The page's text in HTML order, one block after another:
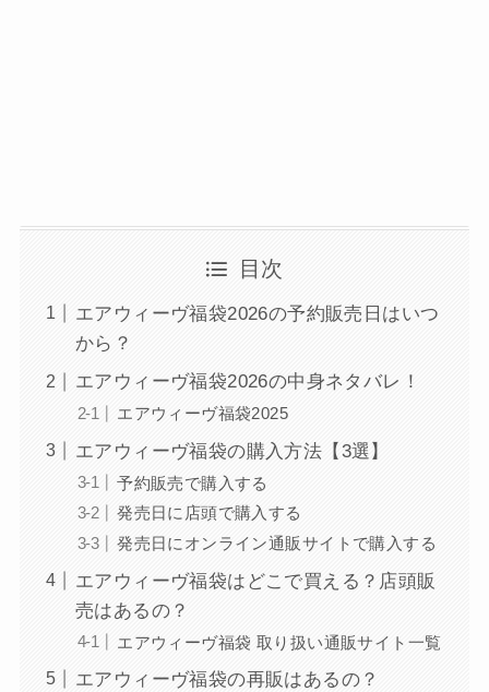
目次
エアウィーヴ福袋2026の予約販売日はいつ
から？
エアウィーヴ福袋2026の中身ネタバレ！
エアウィーヴ福袋2025
エアウィーヴ福袋の購入方法【3選】
予約販売で購入する
発売日に店頭で購入する
発売日にオンライン通販サイトで購入する
エアウィーヴ福袋はどこで買える？店頭販
売はあるの？
エアウィーヴ福袋 取り扱い通販サイト一覧
エアウィーヴ福袋の再販はあるの？